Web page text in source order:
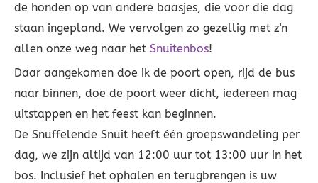
de honden op van andere baasjes, die voor die dag
staan ingepland. We vervolgen zo gezellig met z'n
allen onze weg naar het Snuitenbos!
Daar aangekomen doe ik de poort open, rijd de bus
naar binnen, doe de poort weer dicht, iedereen mag
uitstappen en het feest kan beginnen.
De Snuffelende Snuit heeft één groepswandeling per
dag, we zijn altijd van 12:00 uur tot 13:00 uur in het
bos. Inclusief het ophalen en terugbrengen is uw